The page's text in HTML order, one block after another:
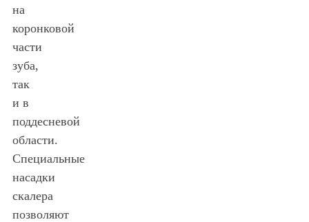
на
коронковой
части
зуба,
так
и в
поддесневой
области.
Специальные
насадки
скалера
позволяют